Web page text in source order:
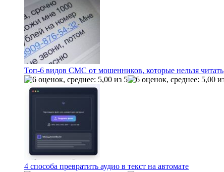
Топ-6 видов СМС от мошенников, которые нельзя читать
4 способа превратить аудио в текст на автомате